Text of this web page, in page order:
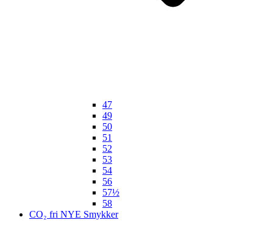
47
49
50
51
52
53
54
56
57½
58
CO₂ fri NYE Smykker